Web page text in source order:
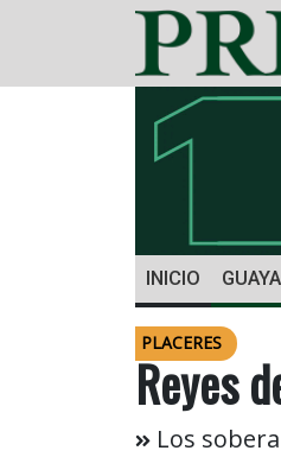
INICIO
PLACERES
Reyes
Los